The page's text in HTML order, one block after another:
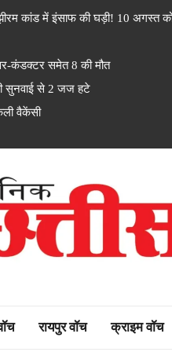
कांड में इंसाफ की घड़ी! 10 अगस्त
कंडक्टर समेत 8 की मौत
सुनवाई से 2 जज हटे
वैकेंसी
watch
रायपुर वॉच क्राइम वॉच